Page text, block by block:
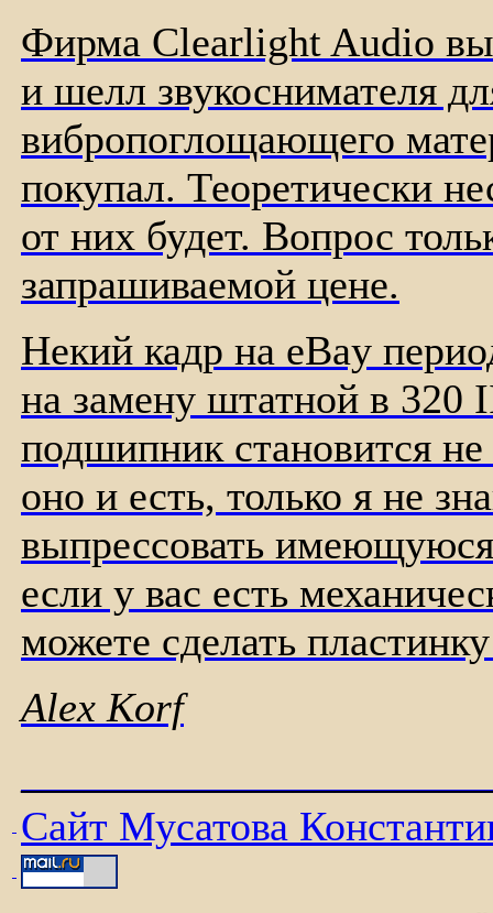
Фирма Clearlight Audio
и шелл звукоснимателя
вибропоглощающего
покупал. Теоретически
от них будет. Вопрос
запрашиваемой цене.
Некий кадр на eBay
на замену штатной в 320
подшипник становится
оно и есть, только я не
выпрессовать
если у вас есть
можете сделать
Alex Korf
Сайт Мусатова